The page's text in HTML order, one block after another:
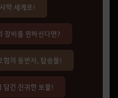
막 세계로!
장비를 원하신다면?
험의 동반자, 탑승물!
담긴 진귀한 보물!